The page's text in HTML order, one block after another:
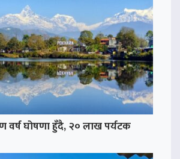
वर्ष घोषणा हुँदै, २० लाख पर्यटक